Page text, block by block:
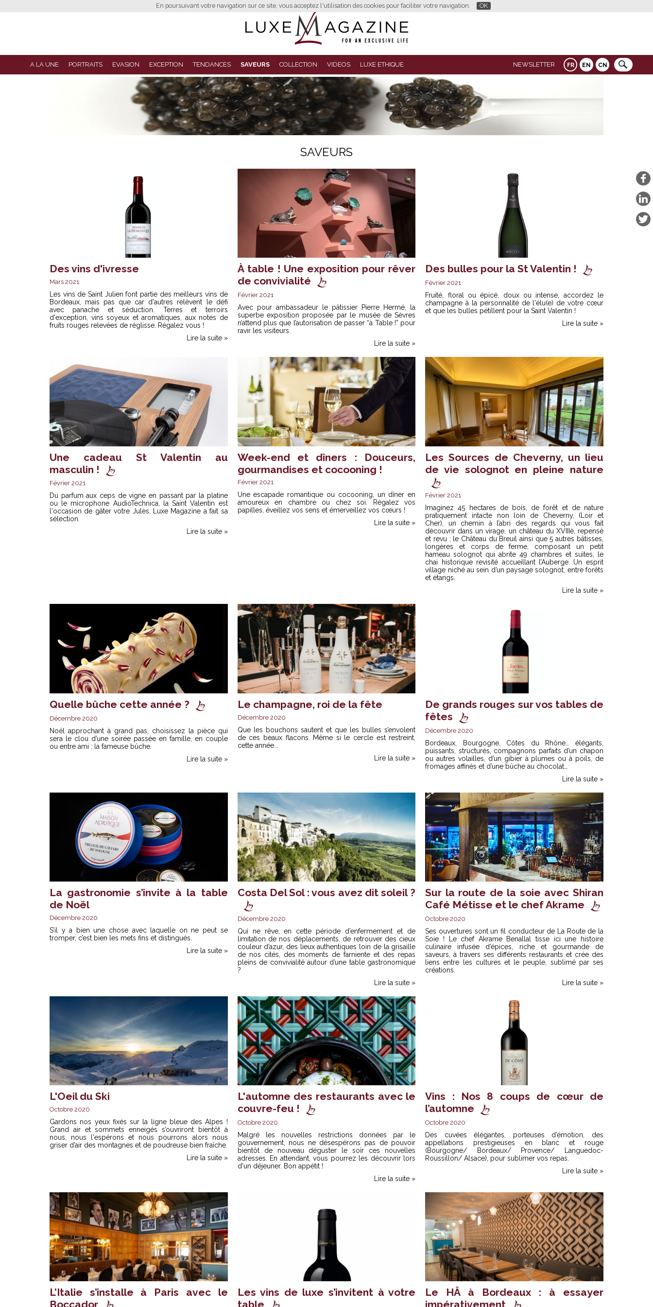
En poursuivant votre navigation sur ce site, vous acceptez l'utilisation des cookies pour faciliter votre navigation. OK
FR EN CN
A LA UNE PORTRAITS EVASION EXCEPTION TENDANCES SAVEURS COLLECTION VIDEOS LUXE ETHIQUE NEWSLETTER
SAVEURS
Des vins d'ivresse
Mars 2021
Les vins de Saint Julien font partie des meilleurs vins de
Bordeaux, mais pas que car d'autres relèvent le défi
avec panache et séduction. Terres et terroirs
d'exception, vins soyeux et aromatiques, aux notes de
fruits rouges relevées de réglisse. Régalez vous !
Lire la suite »
À table ! Une exposition pour rêver
de convivialité
Février 2021
Avec pour ambassadeur le pâtissier Pierre Hermé, la
superbe exposition proposée par le musée de Sèvres
n’attend plus que l’autorisation de passer “à Table !” pour
ravir les visiteurs.
Lire la suite »
Des bulles pour la St Valentin !
Février 2021
Fruité, floral ou épicé, doux ou intense, accordez le
champagne à la personnalité de l'élu(e) de votre cœur
et que les bulles pétillent pour la Saint Valentin !
Lire la suite »
Une cadeau St Valentin au
masculin !
Février 2021
Du parfum aux ceps de vigne en passant par la platine
ou le microphone AudioTechnica, la Saint Valentin est
l'occasion de gâter votre Jules. Luxe Magazine a fait sa
sélection.
Lire la suite »
Week-end et dîners : Douceurs,
gourmandises et cocooning !
Février 2021
Une escapade romantique ou cocooning, un dîner en
amoureux en chambre ou chez soi. Régalez vos
papilles, éveillez vos sens et émerveillez vos cœurs !
Lire la suite »
Les Sources de Cheverny, un lieu
de vie solognot en pleine nature
Février 2021
Imaginez 45 hectares de bois, de forêt et de nature
pratiquement intacte non loin de Cheverny, (Loir et
Cher), un chemin à l’abri des regards qui vous fait
découvrir dans un virage, un château du XVIIIè, repensé
et revu : le Château du Breuil ainsi que 5 autres bâtisses,
longères et corps de ferme, composant un petit
hameau solognot qui abrite 49 chambres et suites, le
chai historique revisité accueillant l’Auberge. Un esprit
village niché au sein d’un paysage solognot, entre forêts
et étangs.
Lire la suite »
Quelle bûche cette année ?
Décembre 2020
Noël approchant à grand pas, choisissez la pièce qui
sera le clou d’une soirée passée en famille, en couple
ou entre ami : la fameuse bûche.
Lire la suite »
Le champagne, roi de la fête
Décembre 2020
Que les bouchons sautent et que les bulles s’envolent
de ces beaux flacons. Même si le cercle est restreint,
cette année...
Lire la suite »
De grands rouges sur vos tables de
fêtes
Décembre 2020
Bordeaux, Bourgogne, Côtes du Rhône… élégants,
puissants, structurés, compagnons parfaits d’un chapon
ou autres volailles, d’un gibier à plumes ou à poils, de
fromages affinés et d’une bûche au chocolat…
Lire la suite »
La gastronomie s’invite à la table
de Noël
Décembre 2020
S’il y a bien une chose avec laquelle on ne peut se
tromper, c’est bien les mets fins et distingués.
Lire la suite »
Costa Del Sol : vous avez dit soleil ?
Décembre 2020
Qui ne rêve, en cette période d’enfermement et de
limitation de nos déplacements, de retrouver des cieux
couleur d’azur, des lieux authentiques loin de la grisaille
de nos cités, des moments de farniente et des repas
pleins de convivialité autour d’une table gastronomique
?
Lire la suite »
Sur la route de la soie avec Shiran
Café Métisse et le chef Akrame
Octobre 2020
Ses ouvertures sont un fil conducteur de La Route de la
Soie ! Le chef Akrame Benallal tisse ici une histoire
culinaire infusée d’épices, riche et gourmande de
saveurs, à travers ses différents restaurants et crée des
liens entre les cultures et le peuple, sublimé par ses
créations.
Lire la suite »
L'Oeil du Ski
Octobre 2020
Gardons nos yeux fixés sur la ligne bleue des Alpes !
Grand air et sommets enneigés s’ouvriront bientôt à
nous, nous l'espérons et nous pourrons alors nous
griser d’air des montagnes et de poudreuse bien fraîche.
Lire la suite »
L'automne des restaurants avec le
couvre-feu !
Octobre 2020
Malgré les nouvelles restrictions données par le
gouvernement, nous ne désespérons pas de pouvoir
bientôt de nouveau déguster le soir ces nouvelles
adresses. En attendant, vous pourrez les découvrir lors
d'un déjeuner. Bon appétit !
Lire la suite »
Vins : Nos 8 coups de cœur de
l’automne
Octobre 2020
Des cuvées élégantes, porteuses d’émotion, des
appellations prestigieuses en blanc et rouge
(Bourgogne/ Bordeaux/ Provence/ Languedoc-
Roussillon/ Alsace), pour sublimer vos repas.
Lire la suite »
L’Italie s’installe à Paris avec le
Boccador
Les vins de luxe s’invitent à votre
table
Le HÂ à Bordeaux : à essayer
impérativement